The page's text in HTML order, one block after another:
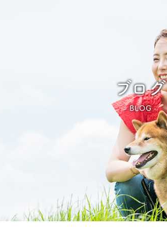
ブログ
BLOG